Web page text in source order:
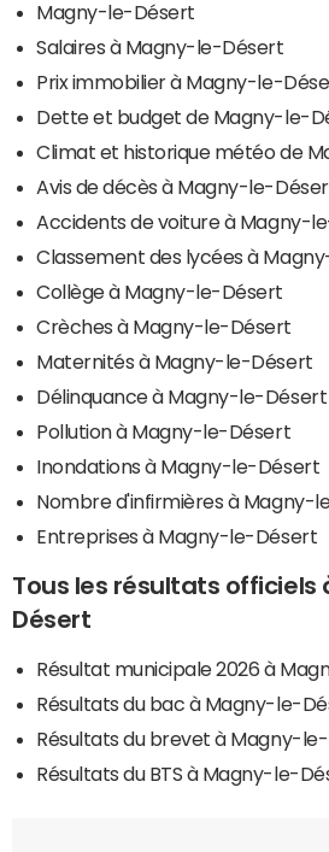
Magny-le-Désert
Salaires à Magny-le-Désert
Prix immobilier à Magny-le-
Dette et budget de Magny-le-
Climat et historique météo de
Avis de décès à Magny-le-
Accidents de voiture à Magny-
Classement des lycées à
Collège à Magny-le-Désert
Crèches à Magny-le-Désert
Maternités à Magny-le-Désert
Délinquance à Magny-le-Désert
Pollution à Magny-le-Désert
Inondations à Magny-le-Désert
Nombre d'infirmières à Magny-
Entreprises à Magny-le-Désert
Tous les résultats officiels
Désert
Résultat municipale 2026 à
Résultats du bac à Magny-le-
Résultats du brevet à Magny-
Résultats du BTS à Magny-le-